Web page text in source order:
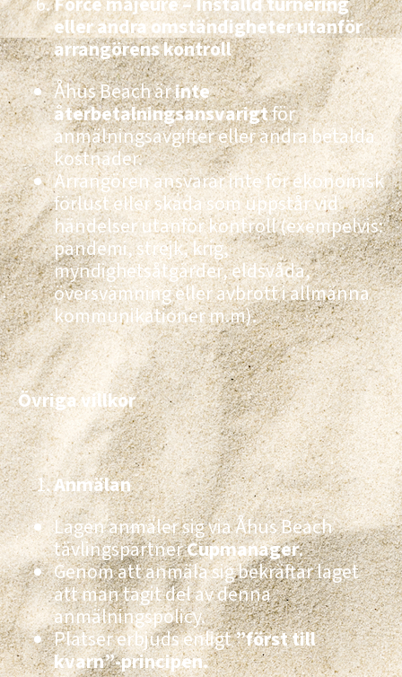
eller andra omständigheter utanför
arrangörens kontroll
Åhus Beach ärinte
återbetalningsansvarigtför
anmälningsavgifter eller andra betalda
kostnader.
Arrangören ansvarar inte för ekonomisk
förlust eller skada som uppstår vid
händelser utanför kontroll (exempelvis:
pandemi, strejk, krig,
myndighetsåtgärder, eldsvåda,
översvämning eller avbrott i allmänna
kommunikationer m.m).
Övriga villkor
Anmälan
Lagen anmäler sig via Åhus Beach
tävlingspartnerCupmanager.
Genom att anmäla sig bekräftar laget
att man tagit del av denna
anmälningspolicy.
Platser erbjuds enligt”först till
kvarn”-principen.